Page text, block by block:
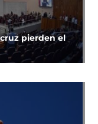
pierden el